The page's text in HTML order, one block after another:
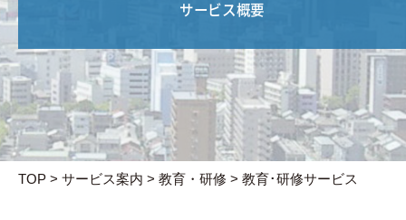
サービス概要
TOP > サービス案内 > 教育・研修 > 教育･研修サービス